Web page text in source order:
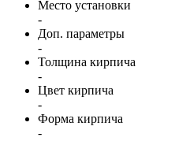
Место установки
-
Доп. параметры
-
Толщина кирпича
-
Цвет кирпича
-
Форма кирпича
-